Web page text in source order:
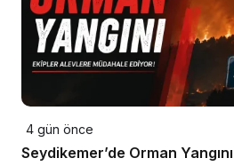
4 gün önce
Seydikemer’de Orman